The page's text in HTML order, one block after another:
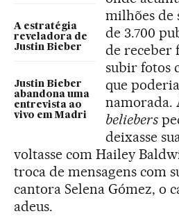
A estratégia
reveladora de
Justin Bieber
Justin Bieber
abandona uma
entrevista ao
vivo em Madri
milhões de
de 3.700
de receber
subir fotos
que
namorada.
beliebers
deixasse
voltasse com Hailey
troca de mensagens com
cantora Selena Gómez, o
adeus.